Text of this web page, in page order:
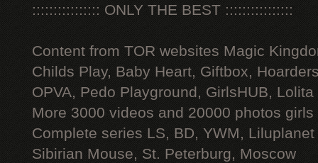
:::::::::::::::: ONLY THE BEST ::::::::::::::::
Content from TOR websites Magic
Childs Play, Baby Heart, Giftbox,
OPVA, Pedo Playground, GirlsHUB, Lolita
More 3000 videos and 20000 photos
Complete series LS, BD, YWM, Liluplanet
Sibirian Mouse, St. Peterburg, Moscow